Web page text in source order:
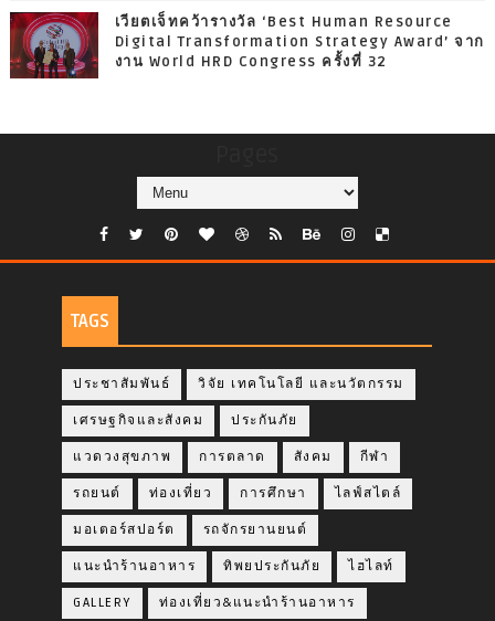
เวียตเจ็ทคว้ารางวัล ‘Best Human Resource
Digital Transformation Strategy Award’ จาก
งาน World HRD Congress ครั้งที่ 32
TAGS
ประชาสัมพันธ์ วิจัย เทคโนโลยี และนวัตกรรม
เศรษฐกิจและสังคม ประกันภัย
แวดวงสุขภาพ การตลาด สังคม กีฬา
รถยนต์ ท่องเที่ยว การศึกษา ไลฟ์สไตล์
มอเตอร์สปอร์ต รถจักรยานยนต์
แนะนำร้านอาหาร ทิพยประกันภัย ไฮไลท์
GALLERY ท่องเที่ยว&แนะนำร้านอาหาร